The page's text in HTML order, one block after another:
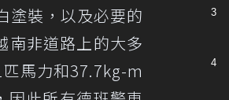
塗裝，以及必要的
南非道路上的大多
馬力和37.7kg-m